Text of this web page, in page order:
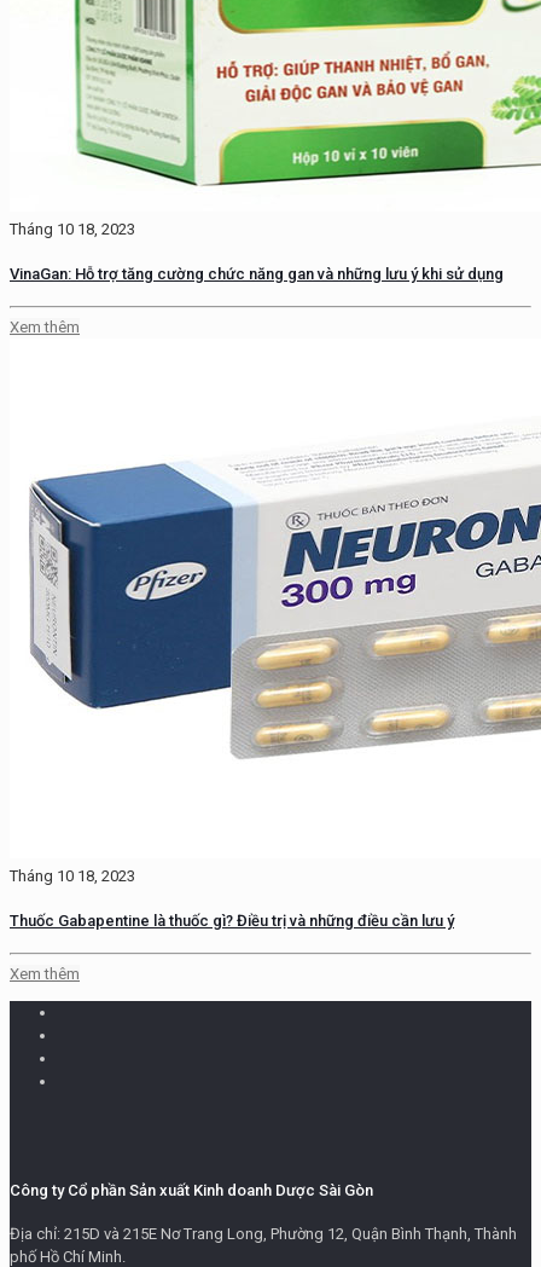
Tháng 10 18, 2023
VinaGan: Hỗ trợ tăng cường chức năng gan và những lưu ý khi sử dụng
Xem thêm
Tháng 10 18, 2023
Thuốc Gabapentine là thuốc gì? Điều trị và những điều cần lưu ý
Xem thêm
Công ty Cổ phần Sản xuất Kinh doanh Dược Sài Gòn
Địa chỉ: 215D và 215E Nơ Trang Long, Phường 12, Quận Bình Thạnh, Thành
phố Hồ Chí Minh.